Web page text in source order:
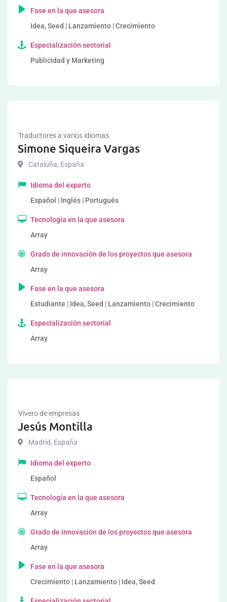
Fase en la que asesora
Idea, Seed | Lanzamiento | Crecimiento
Especialización sectorial
Publicidad y Marketing
Traductores a varios idiomas
Simone Siqueira Vargas
Cataluña, España
Idioma del experto
Español | Inglés | Portugués
Tecnología en la que asesora
Array
Grado de innovación de los proyectos que asesora
Array
Fase en la que asesora
Estudiante | Idea, Seed | Lanzamiento | Crecimiento
Especialización sectorial
Array
Vivero de empresas
Jesús Montilla
Madrid, España
Idioma del experto
Español
Tecnología en la que asesora
Array
Grado de innovación de los proyectos que asesora
Array
Fase en la que asesora
Crecimiento | Lanzamiento | Idea, Seed